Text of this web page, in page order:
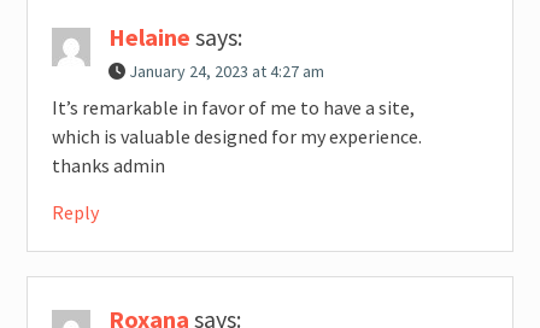
Helaine says:
January 24, 2023 at 4:27 am
It’s remarkable in favor of me to have a site,
which is valuable designed for my experience.
thanks admin
Reply
Roxana says: